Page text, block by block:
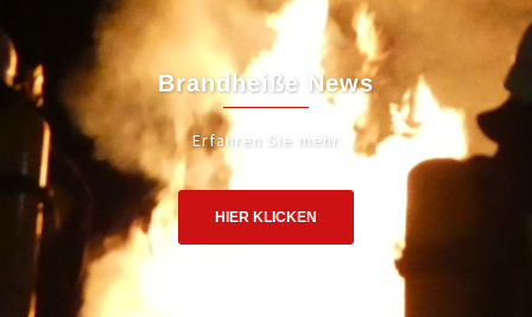
Brandheiße News
Erfahren Sie mehr
HIER KLICKEN